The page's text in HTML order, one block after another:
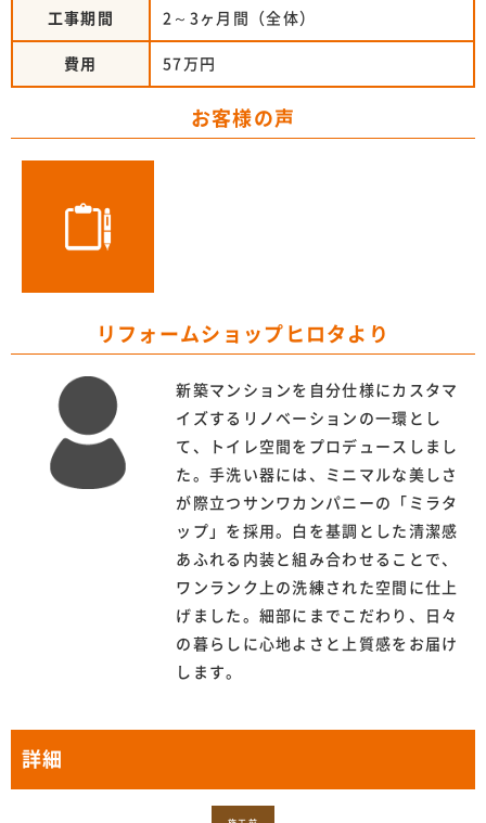
工事期間 2～3ヶ月間（全体）
費用 57万円
お客様の声
リフォームショップヒロタより
新築マンションを自分仕様にカスタマ
イズするリノベーションの一環とし
て、トイレ空間をプロデュースしまし
た。手洗い器には、ミニマルな美しさ
が際立つサンワカンパニーの「ミラタ
ップ」を採用。白を基調とした清潔感
あふれる内装と組み合わせることで、
ワンランク上の洗練された空間に仕上
げました。細部にまでこだわり、日々
の暮らしに心地よさと上質感をお届け
します。
詳細